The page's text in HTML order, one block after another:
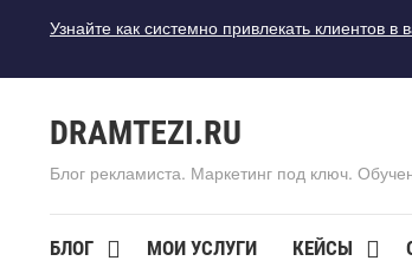
Узнайте как системно привлекать клиентов
DRAMTEZI.RU
Блог рекламиста. Маркетинг под ключ.
БЛОГ МОИ УСЛУГИ КЕЙСЫ